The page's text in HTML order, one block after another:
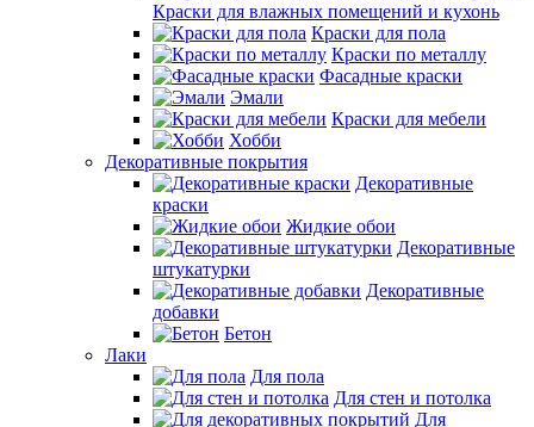
Краски для влажных помещений и кухонь
Краски для пола
Краски по металлу
Фасадные краски
Эмали
Краски для мебели
Хобби
Декоративные покрытия
Декоративные
краски
Жидкие обои
Декоративные
штукатурки
Декоративные
добавки
Бетон
Лаки
Для пола
Для стен и потолка
Для